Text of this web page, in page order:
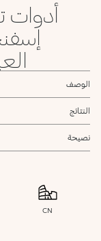
أدوات
الوصف
النتائج
نصيحة
CN